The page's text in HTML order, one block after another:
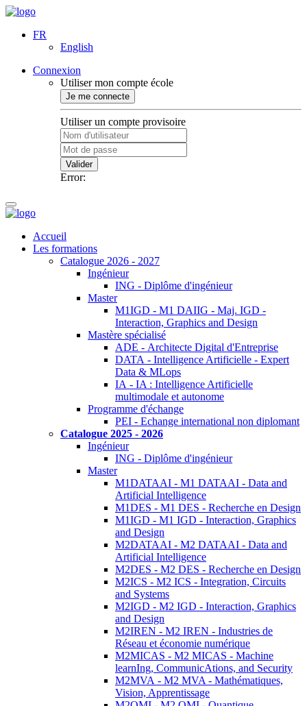
FR
English
Connexion
Utiliser mon compte école
Je me connecte
Utiliser un compte provisoire
Valider
Error:
Accueil
Les formations
Catalogue 2026 - 2027
Ingénieur
ING - Diplôme d'ingénieur
Master
M1IGD - M1 DAIIG - Maj. IGD -
Interaction, Graphics and Design
Mastère spécialisé
ADE - Architecte Digital d'Entreprise
DATA - Intelligence Artificielle - Expert
Data & MLops
IA - IA : Intelligence Artificielle
multimodale et autonome
Programme d'échange
PEI - Echange international non diplomant
Catalogue 2025 - 2026
Ingénieur
ING - Diplôme d'ingénieur
Master
M1DATAAI - M1 DATAAI - Data and
Artificial Intelligence
M1DES - M1 DES - Recherche en Design
M1IGD - M1 IGD - Interaction, Graphics
and Design
M2DATAAI - M2 DATAAI - Data and
Artificial Intelligence
M2DES - M2 DES - Recherche en Design
M2ICS - M2 ICS - Integration, Circuits
and Systems
M2IGD - M2 IGD - Interaction, Graphics
and Design
M2IREN - M2 IREN - Industries de
Réseau et économie numérique
M2MICAS - M2 MICAS - Machine
learnIng, CommunicAtions, and Security
M2MVA - M2 MVA - Mathématiques,
Vision, Apprentissage